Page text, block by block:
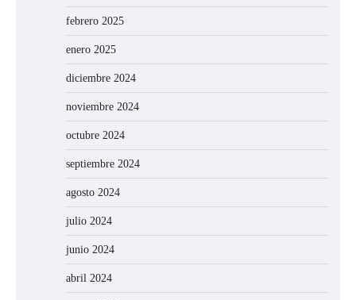
febrero 2025
enero 2025
diciembre 2024
noviembre 2024
octubre 2024
septiembre 2024
agosto 2024
julio 2024
junio 2024
abril 2024